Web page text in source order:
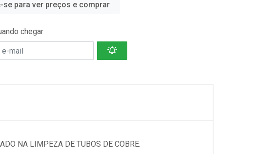
se para ver preços e comprar
chegar
NA LIMPEZA DE TUBOS DE COBRE.